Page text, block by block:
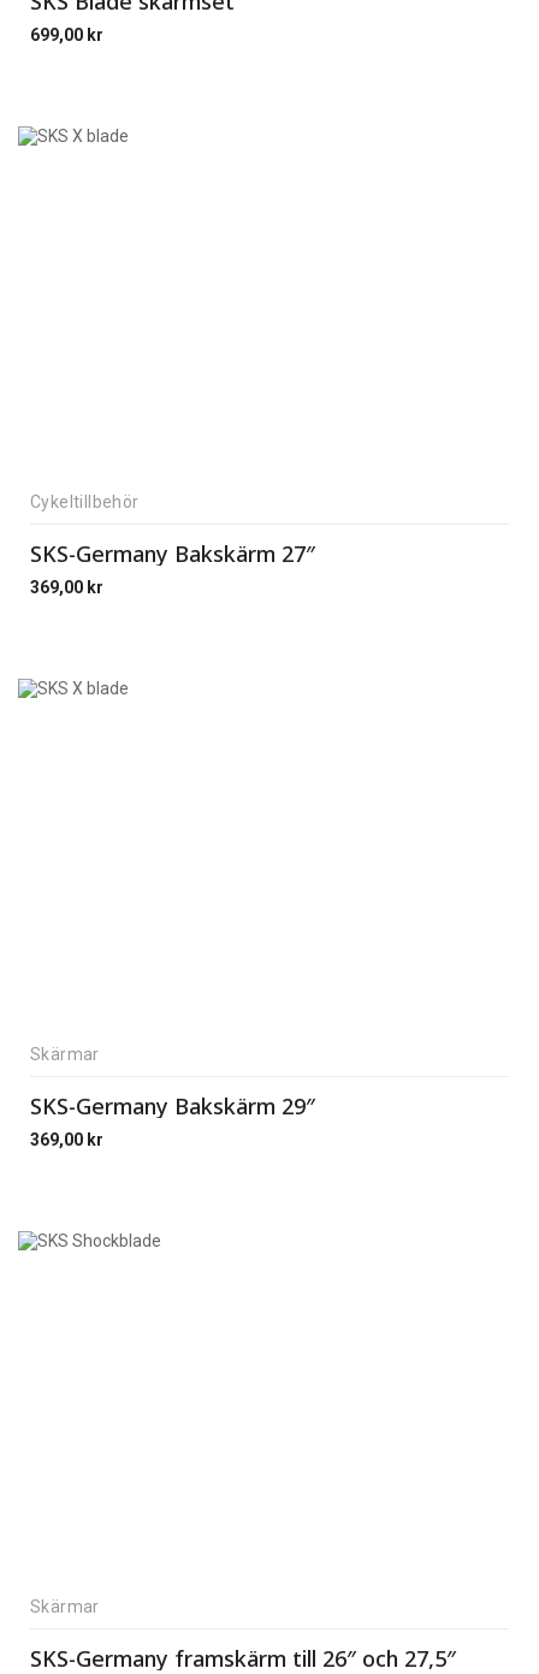
699,00 kr
Cykeltillbehör
SKS-Germany Bakskärm 27″
369,00 kr
Skärmar
SKS-Germany Bakskärm 29″
369,00 kr
Skärmar
SKS-Germany framskärm till 26″ och 27,5″